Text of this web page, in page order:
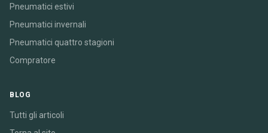
Pneumatici estivi
Pneumatici invernali
Pneumatici quattro stagioni
Compratore
BLOG
Tutti gli articoli